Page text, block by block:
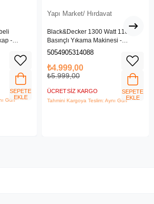
-
Gün
SEPETE
EKLE
Yapı Market/ Hırdavat
Black&Decker 1300 Watt 110 Bar
Basınçlı Yıkama Makinesi -
(BEPW1300L-QS)
5054905314088
₺4.999,00
₺5.999,00
ÜCRETSIZ KARGO
Tahmini Kargoya Teslim: Aynı Gün
SEPETE
EKLE